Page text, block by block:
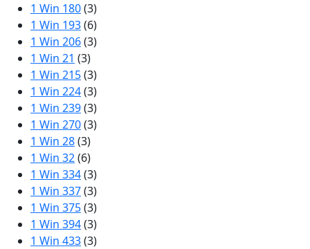
1 Win 180(3)
1 Win 193(6)
1 Win 206(3)
1 Win 21 (3)
1 Win 215(3)
1 Win 224(3)
1 Win 239(3)
1 Win 270(3)
1 Win 28(3)
1 Win 32(6)
1 Win 334(3)
1 Win 337(3)
1 Win 375(3)
1 Win 394(3)
1 Win 433(3)